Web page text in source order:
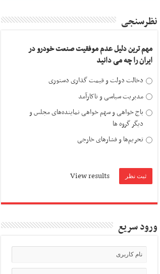
نظرسنجی
مهم ترین دلیل عدم موفقیت صنعت خودرو در
ایران را چه می دانید
دخالت دولت و قیمت گذاری دستوری
مدیریت سیاسی و ناکارآمد
باج خواهی و سهم خواهی نماینده‌های مجلس و
دیگر گروه ها
تحریم‌ها و فشارهای خارجی
View results
ورود سریع